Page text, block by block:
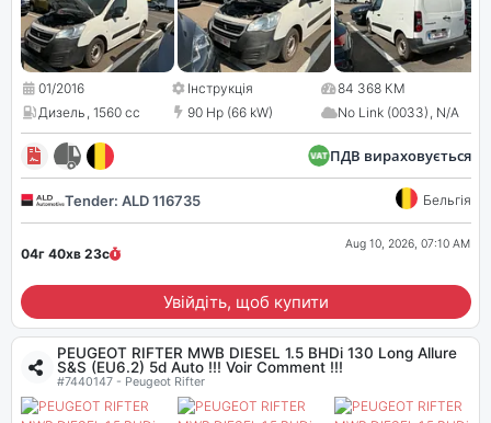
01/2016 Інструкція
84 368 КМ
Дизель, 1560 cc 90 Hp (66 kW) No Link (0033), N/A
ПДВ вираховується
Tender: ALD 116735 Бельгія
04г 40хв 22с
Aug 10, 2026, 07:10 AM
Увійдіть, щоб купити
PEUGEOT RIFTER MWB DIESEL 1.5 BHDi 130 Long Allure
S&S (EU6.2) 5d Auto !!! Voir Comment !!!
#7440147 - Peugeot Rifter